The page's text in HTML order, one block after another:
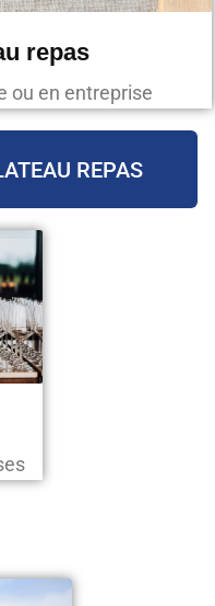
repas
ou en entreprise
REPAS